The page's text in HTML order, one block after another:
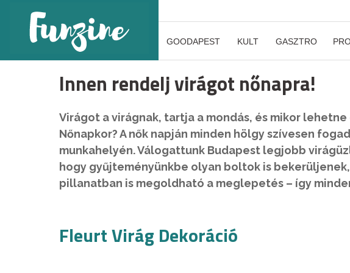
GOODAPEST KULT GASZTRO
Innen rendelj virágot nőnapra!
Virágot a virágnak, tartja a mondás, és mikor
Nőnapkor? A nők napján minden hölgy szívesen
munkahelyén. Válogattunk Budapest legjobb
hogy gyűjteményünkbe olyan boltok is
pillanatban is megoldható a meglepetés – így
Fleurt Virág Dekoráció